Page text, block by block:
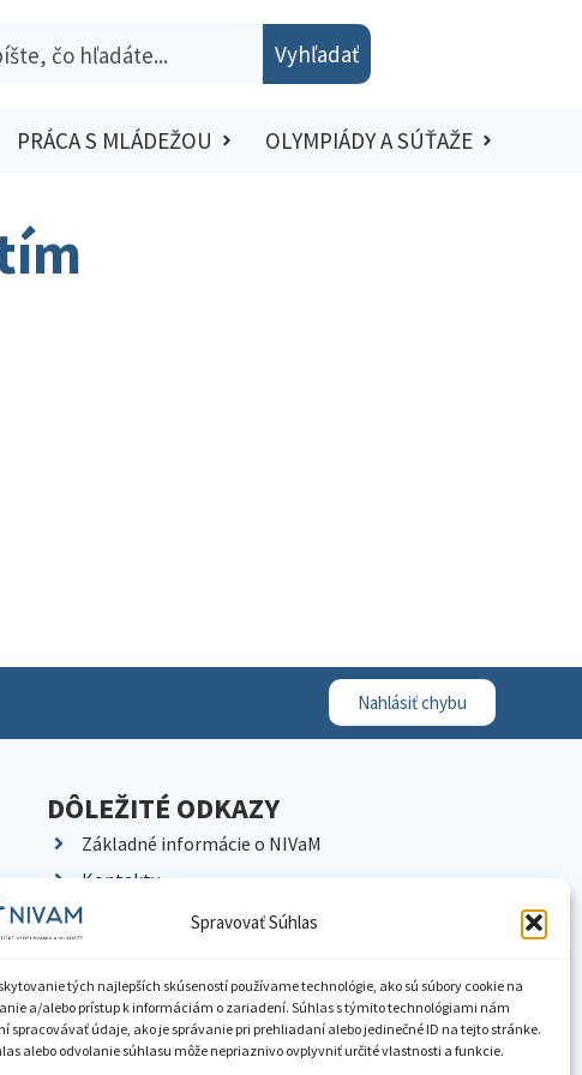
Spravovať Súhlas
tých najlepších skúseností používame technológie, ako sú súbory cookie na
a/alebo prístup k informáciám o zariadení. Súhlas s týmito technológiami nám
spracovávať údaje, ako je správanie pri prehliadaní alebo jedinečné ID na tejto stránke.
alebo odvolanie súhlasu môže nepriaznivo ovplyvniť určité vlastnosti a funkcie.
Vyhľadať
PRÁCA S MLÁDEŽOU OLYMPIÁDY A SÚŤAŽE
Nahlásiť chybu
DÔLEŽITÉ ODKAZY
Základné informácie o NIVaM
Kontakty
Kariéra
Pracoviská NIVaM
Dokumenty inštitúcie
Knižnica